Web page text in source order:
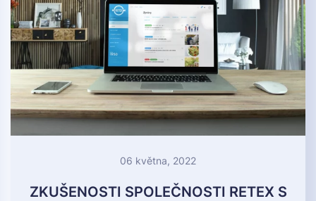
06 května, 2022
ZKUŠENOSTI SPOLEČNOSTI RETEX S